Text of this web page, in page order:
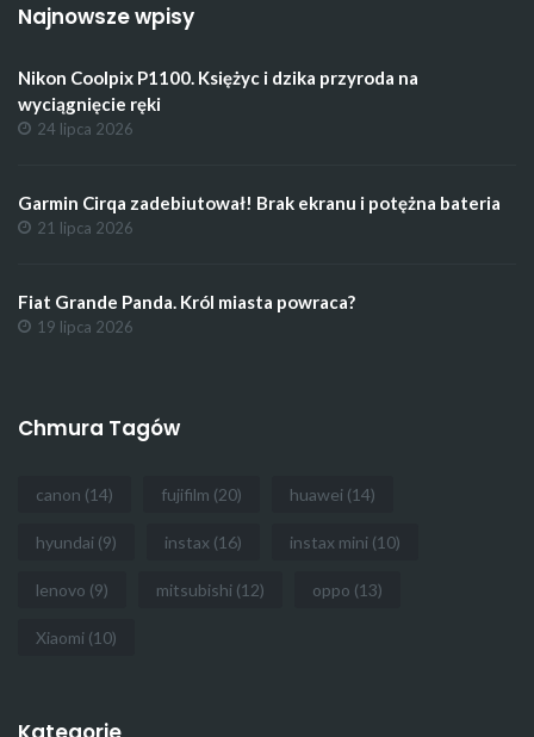
Najnowsze wpisy
Nikon Coolpix P1100. Księżyc i dzika przyroda na
wyciągnięcie ręki
24 lipca 2026
Garmin Cirqa zadebiutował! Brak ekranu i potężna bateria
21 lipca 2026
Fiat Grande Panda. Król miasta powraca?
19 lipca 2026
Chmura Tagów
canon (14) fujifilm (20) huawei (14)
hyundai (9) instax (16) instax mini (10)
lenovo (9) mitsubishi (12) oppo (13)
Xiaomi (10)